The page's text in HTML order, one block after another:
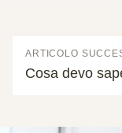
ARTICOLO
Cosa devo